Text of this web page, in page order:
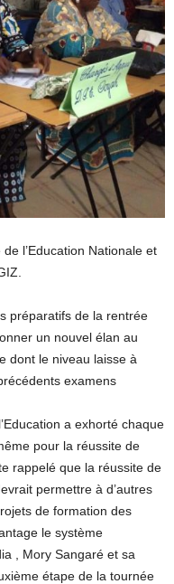
l’Education Nationale et
préparatifs de la rentrée
un nouvel élan au
dont le niveau laisse à
examens
a exhorté chaque
pour la réussite de
rappelé que la réussite de
permettre à d’autres
de formation des
le système
, Mory Sangaré et sa
étape de la tournée